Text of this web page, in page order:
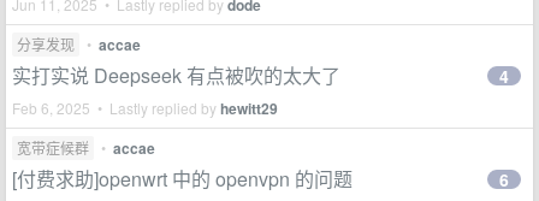
Jun 11, 2025 • Lastly replied bydode
分享发现 • accae
实打实说 Deepseek 有点被吹的太大了
Feb 6, 2025 • Lastly replied byhewitt29
4
宽带症候群 • accae
[付费求助]openwrt 中的 openvpn 的问题 6